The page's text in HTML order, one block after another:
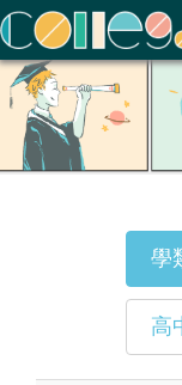
ColleGo! 大學選才與
學
高